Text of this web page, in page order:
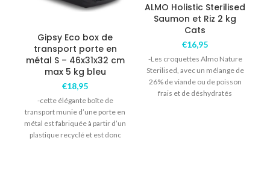
Gipsy Eco box de
transport porte en
métal S – 46x31x32 cm
max 5 kg bleu
€18,95
-cette élégante boîte de
transport munie d’une porte en
métal est fabriquée à partir d’un
plastique recyclé et est donc
ALMO Holistic Sterilised
Saumon et Riz 2 kg
Cats
€16,95
-Les croquettes Almo Nature
Sterilised, avec un mélange de
26% de viande ou de poisson
frais et de déshydratés